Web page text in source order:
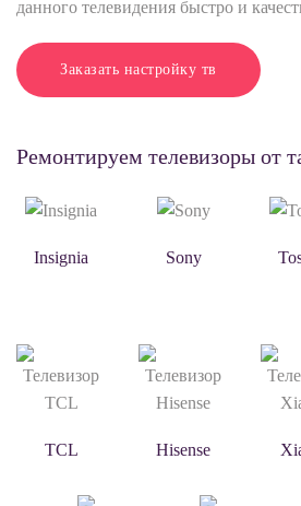
данного телевидения быстро и
Заказать настройку тв
Ремонтируем телевизоры от
Insignia Sony
TCL Hisense